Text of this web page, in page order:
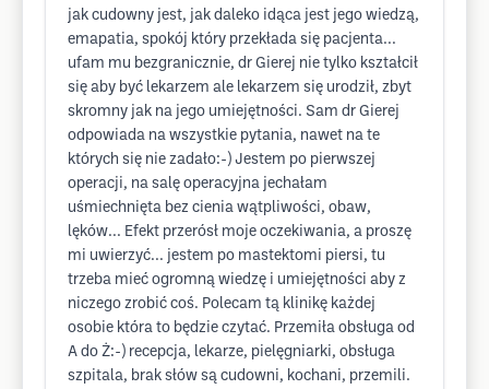
jak cudowny jest, jak daleko idąca jest jego wiedzą,
emapatia, spokój który przekłada się pacjenta...
ufam mu bezgranicznie, dr Gierej nie tylko kształcił
się aby być lekarzem ale lekarzem się urodził, zbyt
skromny jak na jego umiejętności. Sam dr Gierej
odpowiada na wszystkie pytania, nawet na te
których się nie zadało:-) Jestem po pierwszej
operacji, na salę operacyjna jechałam
uśmiechnięta bez cienia wątpliwości, obaw,
lęków... Efekt przerósł moje oczekiwania, a proszę
mi uwierzyć... jestem po mastektomi piersi, tu
trzeba mieć ogromną wiedzę i umiejętności aby z
niczego zrobić coś. Polecam tą klinikę każdej
osobie która to będzie czytać. Przemiła obsługa od
A do Ż:-) recepcja, lekarze, pielęgniarki, obsługa
szpitala, brak słów są cudowni, kochani, przemili.